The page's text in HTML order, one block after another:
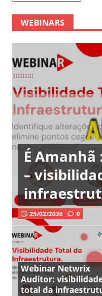
WEBINARS
É
–
25/02/2026 0
Webinar Netwrix
Auditor:
total da